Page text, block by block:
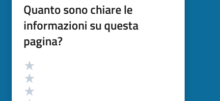
Quanto sono chiare le
informazioni su questa
pagina?
Valutazione